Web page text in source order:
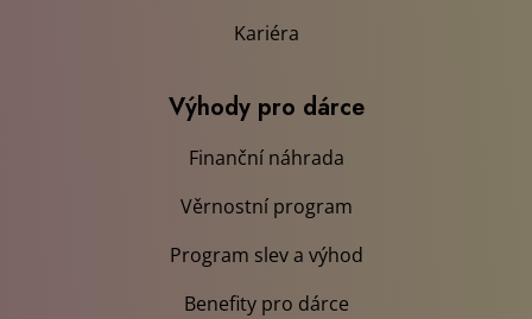
Kariéra
Výhody pro dárce
Finanční náhrada
Věrnostní program
Program slev a výhod
Benefity pro dárce